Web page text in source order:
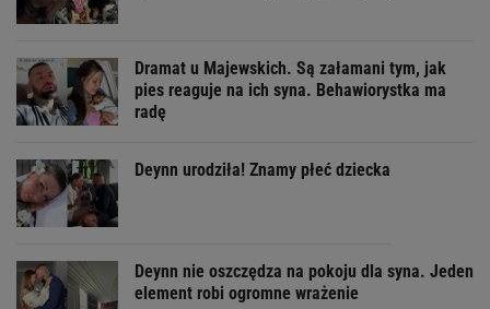
Dramat u Majewskich. Są załamani tym, jak
pies reaguje na ich syna. Behawiorystka ma
radę
Deynn urodziła! Znamy płeć dziecka
Deynn nie oszczędza na pokoju dla syna. Jeden
element robi ogromne wrażenie